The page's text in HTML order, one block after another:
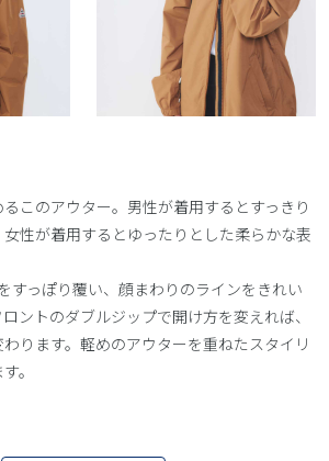
このアウター。男性が着用するとすっきり
性が着用するとゆったりとした柔らかな表
すっぽり覆い、顔まわりのラインをきれい
ントのダブルジップで開け方を変えれば、
ります。軽めのアウターを重ねたスタイリ
。